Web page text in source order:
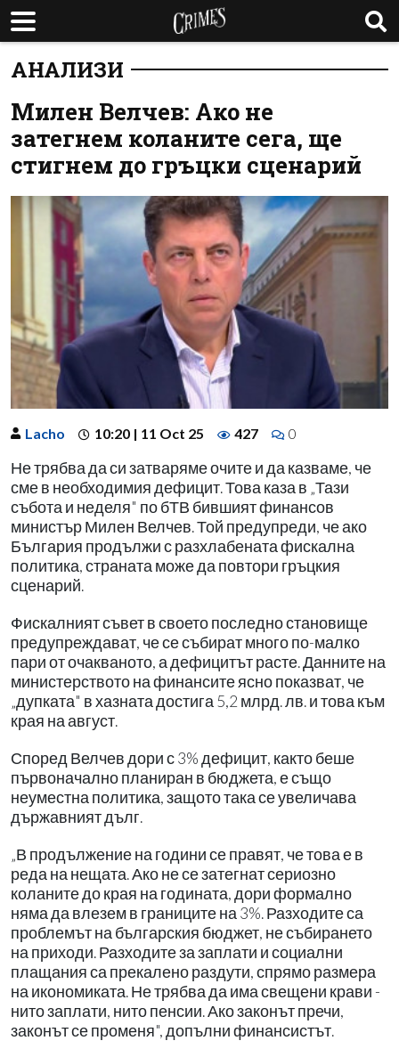
АНАЛИЗИ
Милен Велчев: Ако не
затегнем коланите сега, ще
стигнем до гръцки сценарий
Lacho 10:20 | 11 Oct 25 427 0
Не трябва да си затваряме очите и да казваме, че
сме в необходимия дефицит. Това каза в „Тази
събота и неделя" по бТВ бившият финансов
министър Милен Велчев. Той предупреди, че ако
България продължи с разхлабената фискална
политика, страната може да повтори гръцкия
сценарий.
Фискалният съвет в своето последно становище
предупреждават, че се събират много по-малко
пари от очакваното, а дефицитът расте. Данните на
министерството на финансите ясно показват, че
„дупката" в хазната достига 5,2 млрд. лв. и това към
края на август.
Според Велчев дори с 3% дефицит, както беше
първоначално планиран в бюджета, е също
неуместна политика, защото така се увеличава
държавният дълг.
„В продължение на години се правят, че това е в
реда на нещата. Ако не се затегнат сериозно
коланите до края на годината, дори формално
няма да влезем в границите на 3%. Разходите са
проблемът на българския бюджет, не събирането
на приходи. Разходите за заплати и социални
плащания са прекалено раздути, спрямо размера
на икономиката. Не трябва да има свещени крави -
нито заплати, нито пенсии. Ако законът пречи,
законът се променя", допълни финансистът.